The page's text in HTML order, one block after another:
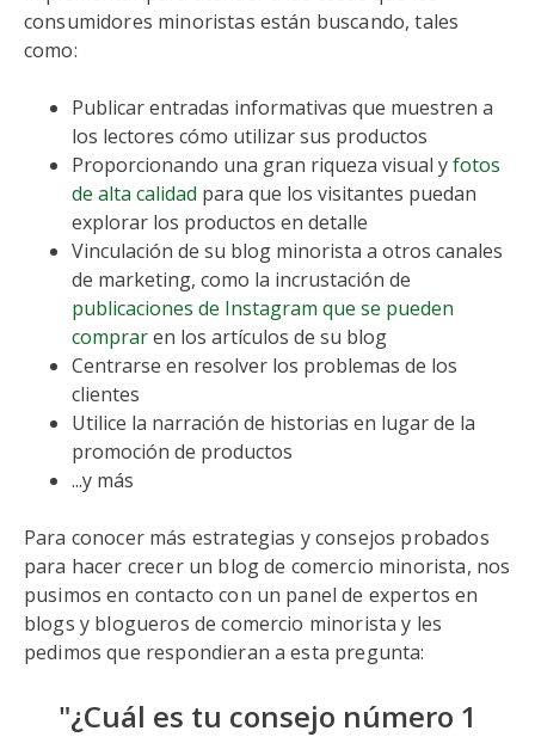
consumidores minoristas están buscando, tales
como:
Publicar entradas informativas que muestren a
los lectores cómo utilizar sus productos
Proporcionando una gran riqueza visual yfotos
de alta calidad para que los visitantes puedan
explorar los productos en detalle
Vinculación de su blog minorista a otros canales
de marketing, como la incrustación de
publicaciones de Instagram que se pueden
compraren los artículos de su blog
Centrarse en resolver los problemas de los
clientes
Utilice la narración de historias en lugar de la
promoción de productos
...y más
Para conocer más estrategias y consejos probados
para hacer crecer un blog de comercio minorista, nos
pusimos en contacto con un panel de expertos en
blogs y blogueros de comercio minorista y les
pedimos que respondieran a esta pregunta:
"¿Cuál es tu consejo número 1